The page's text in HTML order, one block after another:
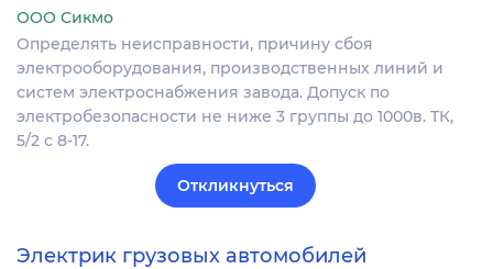
ООО Сикмо
Определять неисправности, причину сбоя
электрооборудования, производственных линий и
систем электроснабжения завода. Допуск по
электробезопасности не ниже 3 группы до 1000в. ТК,
5/2 с 8-17.
Откликнуться
Электрик грузовых автомобилей